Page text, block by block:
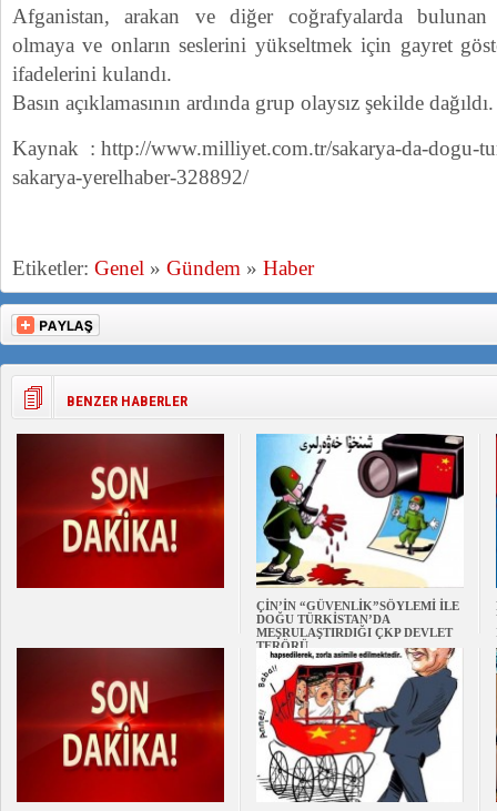
Afganistan, arakan ve diğer coğrafyalarda bulunan
olmaya ve onların seslerini yükseltmek için gayret
ifadelerini kulandı.
Basın açıklamasının ardında grup olaysız şekilde dağıldı.
Kaynak : http://www.milliyet.com.tr/sakarya-da-dogu-
sakarya-yerelhaber-328892/
Etiketler: Genel » Gündem » Haber
BENZER HABERLER
ÇİN’İN “GÜVENLİK”SÖYLEMİ İLE
DOĞU TÜRKİSTAN’DA
MEŞRULAŞTIRDIĞI ÇKP DEVLET
TERÖRÜ